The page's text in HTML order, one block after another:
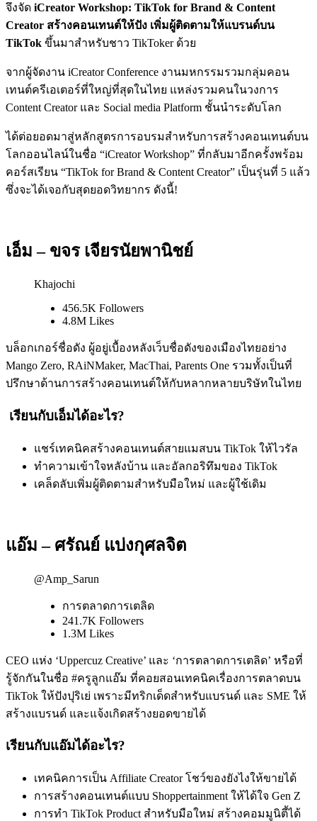
จึงจัด iCreator Workshop: TikTok for Brand & Content
Creator สร้างคอนเทนต์ให้ปัง เพิ่มผู้ติดตามให้แบรนด์บน
TikTok ขึ้นมาสำหรับชาว TikToker ด้วย
จากผู้จัดงาน iCreator Conference งานมหกรรมรวมกลุ่มคอน
เทนต์ครีเอเตอร์ที่ใหญ่ที่สุดในไทย แหล่งรวมคนในวงการ
Content Creator และ Social media Platform ชั้นนำระดับโลก
ได้ต่อยอดมาสู่หลักสูตรการอบรมสำหรับการสร้างคอนเทนต์บน
โลกออนไลน์ในชื่อ “iCreator Workshop” ที่กลับมาอีกครั้งพร้อม
คอร์สเรียน “TikTok for Brand & Content Creator” เป็นรุ่นที่ 5 แล้ว
ซึ่งจะได้เจอกับสุดยอดวิทยากร ดังนี้!
เอ็ม – ขจร เจียรนัยพานิชย์
Khajochi
456.5K Followers
4.8M Likes
บล็อกเกอร์ชื่อดัง ผู้อยู่เบื้องหลังเว็บชื่อดังของเมืองไทยอย่าง
Mango Zero, RAiNMaker, MacThai, Parents One รวมทั้งเป็นที่
ปรึกษาด้านการสร้างคอนเทนต์ให้กับหลากหลายบริษัทในไทย
เรียนกับเอ็มได้อะไร?
แชร์เทคนิคสร้างคอนเทนต์สายแมสบน TikTok ให้ไวรัล
ทำความเข้าใจหลังบ้าน และอัลกอริทึมของ TikTok
เคล็ดลับเพิ่มผู้ติดตามสำหรับมือใหม่ และผู้ใช้เดิม
แอ๊ม – ศรัณย์ แบ่งกุศลจิต
@Amp_Sarun
การตลาดการเตลิด
241.7K Followers
1.3M Likes
CEO แห่ง ‘Uppercuz Creative’ และ ‘การตลาดการเตลิด’ หรือที่
รู้จักกันในชื่อ #ครูลูกแอ๊ม ที่คอยสอนเทคนิคเรื่องการตลาดบน
TikTok ให้ปังปุริเย่ เพราะมีทริกเด็ดสำหรับแบรนด์ และ SME ให้
สร้างแบรนด์ และแจ้งเกิดสร้างยอดขายได้
เรียนกับแอ๊มได้อะไร?
เทคนิคการเป็น Affiliate Creator โชว์ของยังไงให้ขายได้
การสร้างคอนเทนต์แบบ Shoppertainment ให้ได้ใจ Gen Z
การทำ TikTok Product สำหรับมือใหม่ สร้างคอมมูนิตี้ได้